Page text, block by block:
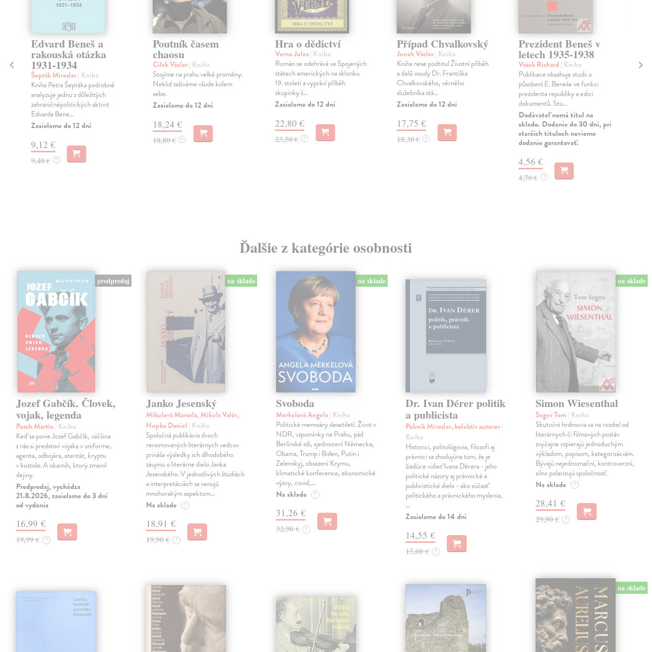
Edvard Beneš a
rakouská otázka
1931-1934
Šepták Miroslav| Kniha
Kniha Petra Šeptáka podrobně
analyzuje jednu z důležitých
zahraničněpolitických aktivit
Edvarda Bene...
Zasielame do 12 dní
9,12 €
9,40 € ?
Poutník časem
chaosu
Cílek Václav| Kniha
Stojíme na prahu velké proměny.
Neklid zažíváme všude kolem
sebe.
Zasielame do 12 dní
18,24 €
18,80 € ?
Hra o dědictví
Verne Jules| Kniha
Román se odehrává ve Spojených
státech amerických na sklonku
19. století a vypráví příběh
skupinky š...
Zasielame do 12 dní
22,80 €
23,50 € ?
Případ Chvalkovský
Junek Václav| Kniha
Kniha nese podtitul Životní příběh
a další osudy Dr. Františka
Chvalkovského, věrného
služebníka stá...
Zasielame do 12 dní
17,75 €
18,30 € ?
Prezident Beneš v
letech 1935-1938
Vašek Richard | Kniha
Publikace obsahuje studii o
působení E. Beneše ve funkci
prezidenta republiky a edici
dokumentů. Stu...
Dodávateľ nemá titul na
sklade. Dodanie do 30 dní, pri
starších tituloch nevieme
dodanie garantovať.
4,56 €
4,70 € ?
Ďalšie z kategórie osobnosti
predpredaj
Jozef Gabčík. Človek,
vojak, legenda
Posch Martin | Kniha
Keď sa povie Jozef Gabčík, väčšina
z nás si predstaví vojaka v uniforme,
agenta, odbojára, atentát, kryptu
v kostole. A okamih, ktorý zmenil
dejiny.
Predpredaj, vychádza
21.8.2026, zasielame do 3 dní
od vydania
16,99 €
19,99 € ?
na sklade
Janko Jesenský
Mikulová Marcela, Mikula Valér,
Hupko Daniel | Kniha
Spoločná publikácia dvoch
renomovaných literárnych vedcov
prináša výsledky ich dlhodobého
záujmu o literárne dielo Janka
Jesenského. V jednotlivých štúdiách
a interpretáciách sa venujú
mnohorakým aspektom…
Na sklade ?
18,91 €
19,90 € ?
na sklade
Svoboda
Merkelová Angela| Kniha
Politické memoáry desetiletí. Život v
NDR, vzpomínky na Prahu, pád
Berlínské zdi, sjednocení Německa,
Obama, Trump i Biden, Putin i
Zelenskyj, obsazení Krymu,
klimatické konference, ekonomické
výzvy, covid,…
Na sklade ?
31,26 €
32,90 € ?
Dr. Ivan Dérer politik
a publicista
Pekník Miroslav, kolektív autorov|
Kniha
Historici, politológovia, filozofi aj
právnici sa zhodujúna tom, že je
žiadúce vidieť Ivana Dérera - jeho
politické názory aj právnické a
publicistické dielo - ako súčasť
politického a právnického myslenia,
…
Zasielame do 14 dní
14,55 €
15,00 € ?
na sklade
Simon Wiesenthal
Segev Tom | Kniha
Skutoční hrdinovia sa na rozdiel od
literárnych či filmových postáv
zvyčajne vzpierajú jednoduchým
výkladom, popisom, kategorizáciám.
Bývajú nejednoznační, kontroverzní,
silno polarizujú spoločnosť.
Na sklade ?
28,41 €
29,90 € ?
na sklade